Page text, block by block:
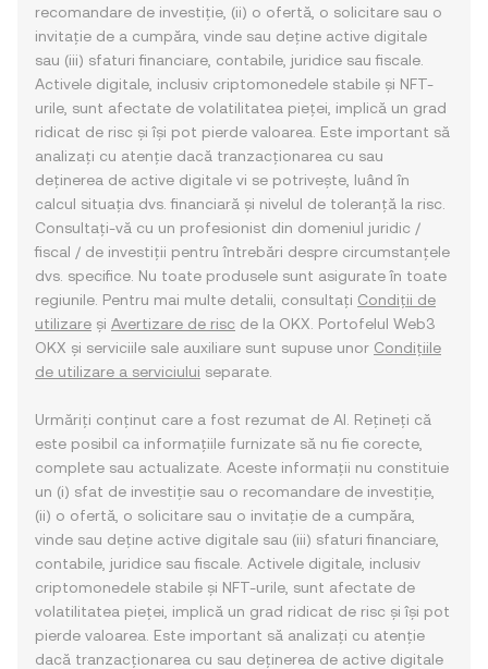
recomandare de investiție, (ii) o ofertă, o solicitare sau o
invitație de a cumpăra, vinde sau deține active digitale
sau (iii) sfaturi financiare, contabile, juridice sau fiscale.
Activele digitale, inclusiv criptomonedele stabile și NFT-
urile, sunt afectate de volatilitatea pieței, implică un grad
ridicat de risc și își pot pierde valoarea. Este important să
analizați cu atenție dacă tranzacționarea cu sau
deținerea de active digitale vi se potrivește, luând în
calcul situația dvs. financiară și nivelul de toleranță la risc.
Consultați-vă cu un profesionist din domeniul juridic /
fiscal / de investiții pentru întrebări despre circumstanțele
dvs. specifice. Nu toate produsele sunt asigurate în toate
regiunile. Pentru mai multe detalii, consultați Condiții de
utilizare și Avertizare de risc de la OKX. Portofelul Web3
OKX și serviciile sale auxiliare sunt supuse unor Condițiile
de utilizare a serviciului separate.
Urmăriți conținut care a fost rezumat de AI. Rețineți că
este posibil ca informațiile furnizate să nu fie corecte,
complete sau actualizate. Aceste informații nu constituie
un (i) sfat de investiție sau o recomandare de investiție,
(ii) o ofertă, o solicitare sau o invitație de a cumpăra,
vinde sau deține active digitale sau (iii) sfaturi financiare,
contabile, juridice sau fiscale. Activele digitale, inclusiv
criptomonedele stabile și NFT-urile, sunt afectate de
volatilitatea pieței, implică un grad ridicat de risc și își pot
pierde valoarea. Este important să analizați cu atenție
dacă tranzacționarea cu sau deținerea de active digitale